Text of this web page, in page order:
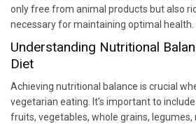
only free from animal products but also
necessary for maintaining optimal health.
Understanding Nutritional
Diet
Achieving nutritional balance is crucial
vegetarian eating. It’s important to
fruits, vegetables, whole grains, legumes,